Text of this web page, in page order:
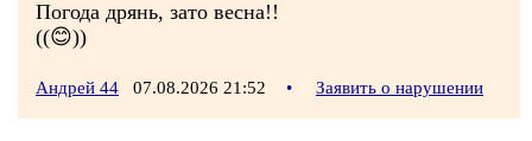
Погода дрянь, зато весна!!
((😊))
Андрей 44 07.08.2026 21:52 • Заявить о нарушении